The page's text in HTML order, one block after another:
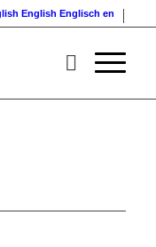
English Englisch en